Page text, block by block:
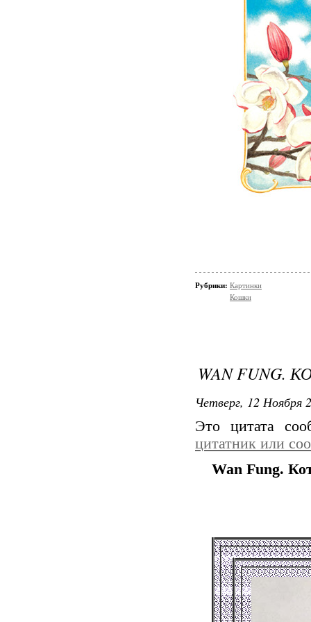
Рубрики: Картинки
Кошки
WAN FUNG.
Четверг, 12 Ноября
Это цитата
цитатник или
Wan Fung.